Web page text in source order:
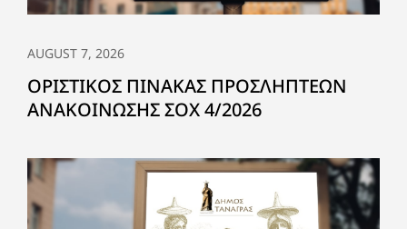
AUGUST 7, 2026
ΟΡΙΣΤΙΚΟΣ ΠΙΝΑΚΑΣ ΠΡΟΣΛΗΠΤΕΩΝ
ΑΝΑΚΟΙΝΩΣΗΣ ΣΟΧ 4/2026